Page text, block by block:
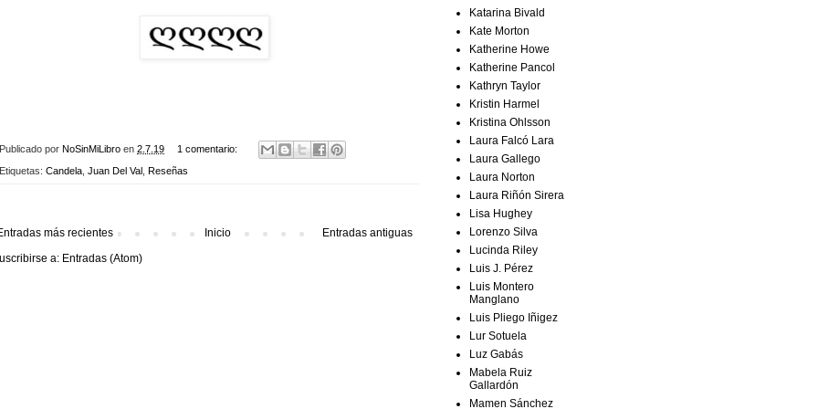
Publicado por NoSinMiLibro en 2.7.19 1 comentario:
Etiquetas: Candela Juan Del Val Reseñas
más recientes Entradas antiguas
Inicio
a: Entradas (Atom)
Katarina Bivald
Kate Morton
Katherine Howe
Katherine Pancol
Kathryn Taylor
Kristin Harmel
Kristina Ohlsson
Laura Falcó Lara
Laura Gallego
Laura Norton
Laura Riñón Sirera
Lisa Hughey
Lorenzo Silva
Lucinda Riley
Luis J. Pérez
Luis Montero
Manglano
Luis Pliego Iñigez
Lur Sotuela
Luz Gabás
Mabela Ruiz
Gallardón
Mamen Sánchez